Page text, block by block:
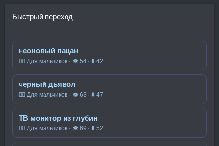
Быстрый переход
неоновый пацан
🧍‍♂️ Для мальчиков · 👁 54 · ⬇ 42
черный дьявол
🧍‍♂️ Для мальчиков · 👁 63 · ⬇ 47
ТВ монитор из глубин
🧍‍♂️ Для мальчиков · 👁 69 · ⬇ 52